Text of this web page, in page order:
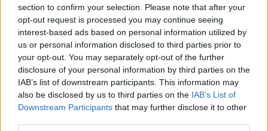
section to confirm your selection. Please note that after your
opt-out request is processed you may continue seeing
interest-based ads based on personal information utilized by
us or personal information disclosed to third parties prior to
your opt-out. You may separately opt-out of the further
disclosure of your personal information by third parties on the
IAB’s list of downstream participants. This information may
also be disclosed by us to third parties on the IAB’s List of
Downstream Participants that may further disclose it to other
Ακολουθήστε το στο Google Newsκαι μάθετε
πρώτοι όλες τις ειδήσεις
Δείτε όλες τις τελευταίεςΕιδήσειςαπό την Ελλάδα και τον Κόσμο,